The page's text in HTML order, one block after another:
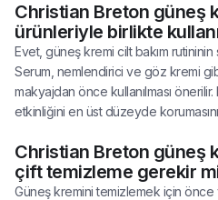
Christian Breton güneş
ürünleriyle birlikte
Evet, güneş kremi cilt bakım rutininin
Serum, nemlendirici ve göz kremi
makyajdan önce kullanılması önerilir.
etkinliğini en üst düzeyde
Christian Breton güneş
çift temizleme gerekir
Güneş kremini temizlemek için önce